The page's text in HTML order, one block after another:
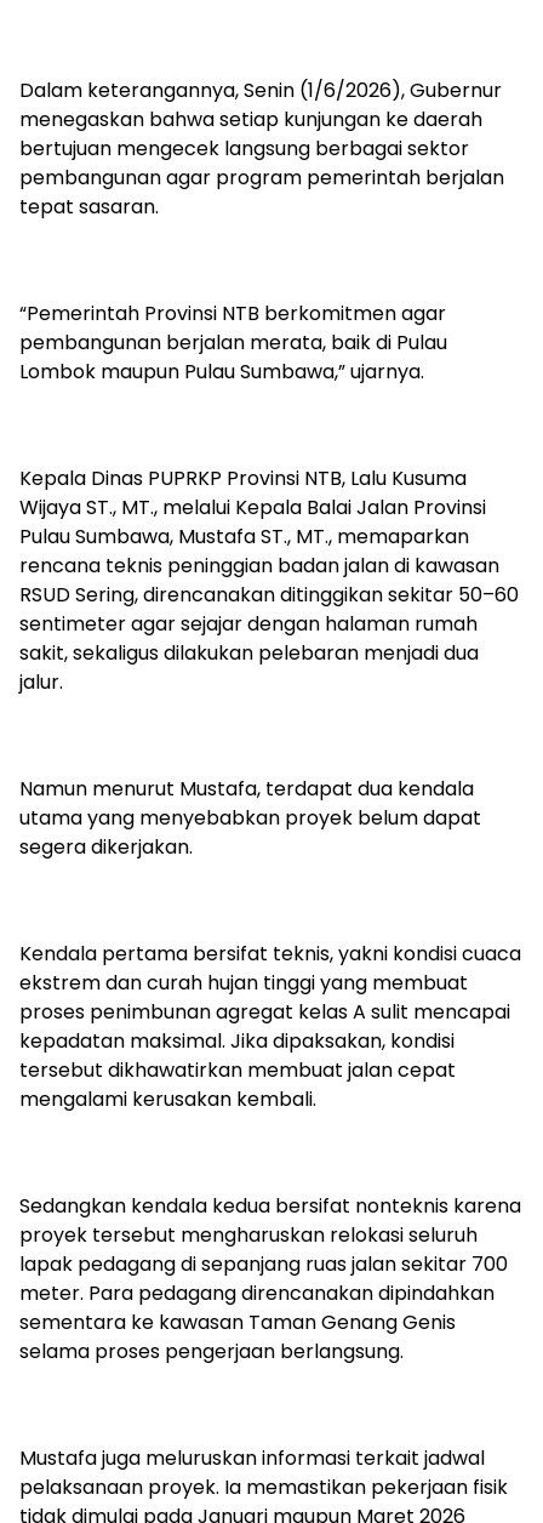
Dalam keterangannya, Senin (1/6/2026), Gubernur
menegaskan bahwa setiap kunjungan ke daerah
bertujuan mengecek langsung berbagai sektor
pembangunan agar program pemerintah berjalan
tepat sasaran.
“Pemerintah Provinsi NTB berkomitmen agar
pembangunan berjalan merata, baik di Pulau
Lombok maupun Pulau Sumbawa,” ujarnya.
Kepala Dinas PUPRKP Provinsi NTB, Lalu Kusuma
Wijaya ST., MT., melalui Kepala Balai Jalan Provinsi
Pulau Sumbawa, Mustafa ST., MT., memaparkan
rencana teknis peninggian badan jalan di kawasan
RSUD Sering, direncanakan ditinggikan sekitar 50–60
sentimeter agar sejajar dengan halaman rumah
sakit, sekaligus dilakukan pelebaran menjadi dua
jalur.
Namun menurut Mustafa, terdapat dua kendala
utama yang menyebabkan proyek belum dapat
segera dikerjakan.
Kendala pertama bersifat teknis, yakni kondisi cuaca
ekstrem dan curah hujan tinggi yang membuat
proses penimbunan agregat kelas A sulit mencapai
kepadatan maksimal. Jika dipaksakan, kondisi
tersebut dikhawatirkan membuat jalan cepat
mengalami kerusakan kembali.
Sedangkan kendala kedua bersifat nonteknis karena
proyek tersebut mengharuskan relokasi seluruh
lapak pedagang di sepanjang ruas jalan sekitar 700
meter. Para pedagang direncanakan dipindahkan
sementara ke kawasan Taman Genang Genis
selama proses pengerjaan berlangsung.
Mustafa juga meluruskan informasi terkait jadwal
pelaksanaan proyek. Ia memastikan pekerjaan fisik
tidak dimulai pada Januari maupun Maret 2026